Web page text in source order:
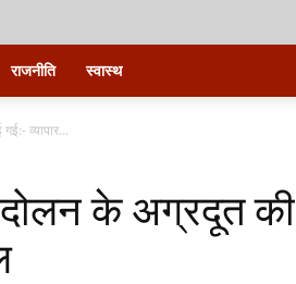
राजनीति स्वास्थ
व्यापार...
के अग्रदूत की